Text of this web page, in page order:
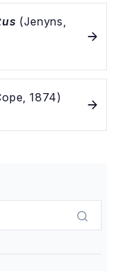
(Jenyns,
1874)